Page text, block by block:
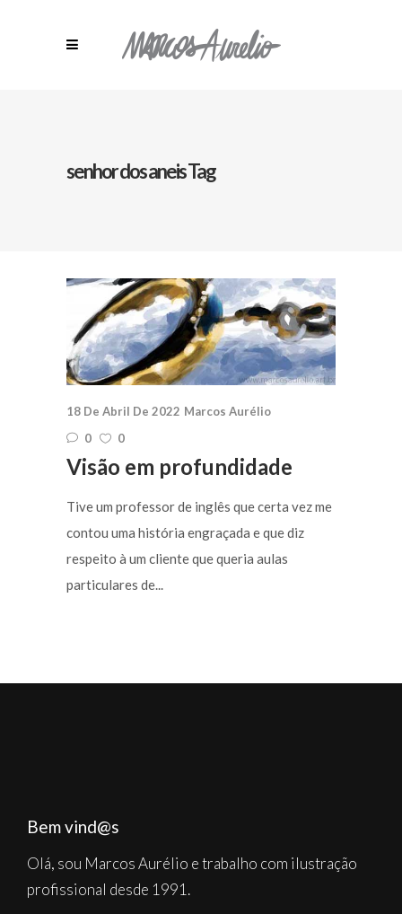
senhor dos aneis Tag
18 De Abril De 2022 Marcos Aurélio
0
0
Visão em profundidade
Tive um professor de inglês que certa vez me
contou uma história engraçada e que diz
respeito à um cliente que queria aulas
particulares de...
Bem vind@s
Olá, sou Marcos Aurélio e trabalho com ilustração
profissional desde 1991.